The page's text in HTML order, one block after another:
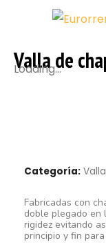
Valla de
Loading...
Categoría:
Fabricadas con
doble plegado en
rigidez evitando
principio y fin